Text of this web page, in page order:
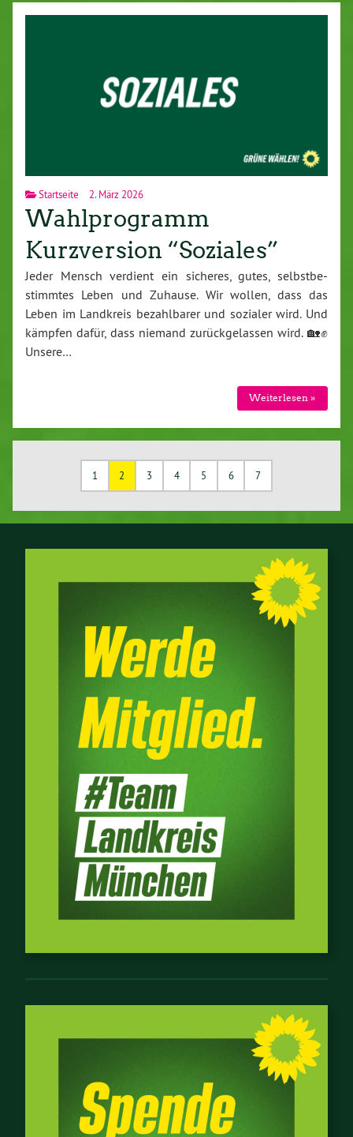
Startseite 2. März 2026
Wahlprogramm
Kurzversion “Soziales”
Jeder Mensch verdient ein sicheres, gutes, selbst­be­
stimm­tes Leben und Zuhause. Wir wollen, dass das
Leben im Landkreis be­zahl­ba­rer und sozialer wird. Und
kämpfen dafür, dass niemand zu­rück­ge­las­sen wird. 🏡✊
Unsere…
Wei­ter­le­sen »
1 2 3 4 5 6 7